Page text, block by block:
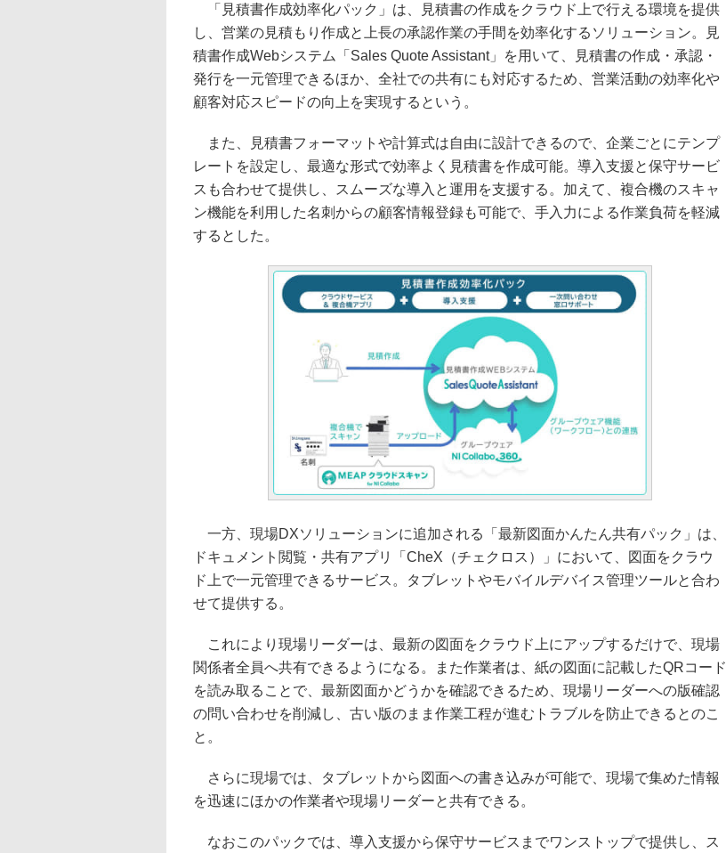
「見積書作成効率化パック」は、見積書の作成をクラウド上で行える環境を提供
し、営業の見積もり作成と上長の承認作業の手間を効率化するソリューション。見
積書作成Webシステム「Sales Quote Assistant」を用いて、見積書の作成・承認・
発行を一元管理できるほか、全社での共有にも対応するため、営業活動の効率化や
顧客対応スピードの向上を実現するという。
また、見積書フォーマットや計算式は自由に設計できるので、企業ごとにテンプ
レートを設定し、最適な形式で効率よく見積書を作成可能。導入支援と保守サービ
スも合わせて提供し、スムーズな導入と運用を支援する。加えて、複合機のスキャ
ン機能を利用した名刺からの顧客情報登録も可能で、手入力による作業負荷を軽減
するとした。
一方、現場DXソリューションに追加される「最新図面かんたん共有パック」は、
ドキュメント閲覧・共有アプリ「CheX（チェクロス）」において、図面をクラウ
ド上で一元管理できるサービス。タブレットやモバイルデバイス管理ツールと合わ
せて提供する。
これにより現場リーダーは、最新の図面をクラウド上にアップするだけで、現場
関係者全員へ共有できるようになる。また作業者は、紙の図面に記載したQRコード
を読み取ることで、最新図面かどうかを確認できるため、現場リーダーへの版確認
の問い合わせを削減し、古い版のまま作業工程が進むトラブルを防止できるとのこ
と。
さらに現場では、タブレットから図面への書き込みが可能で、現場で集めた情報
を迅速にほかの作業者や現場リーダーと共有できる。
なおこのパックでは、導入支援から保守サービスまでワンストップで提供し、ス